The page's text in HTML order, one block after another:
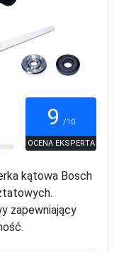
9 /10
OCENA EKSPERTA
kątowa Bosch
zapewniający